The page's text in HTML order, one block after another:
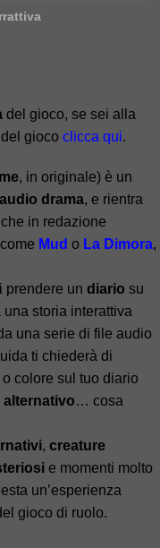
del gioco, se sei alla
gioco clicca qui.
, in originale) è un
audio drama, e rientra
in redazione
Mud o La Dimora,
prendere un diario su
storia interattiva
una serie di file audio
ti chiederà di
colore sul tuo diario
… cosa
, creature
e momenti molto
un’esperienza
gioco di ruolo.